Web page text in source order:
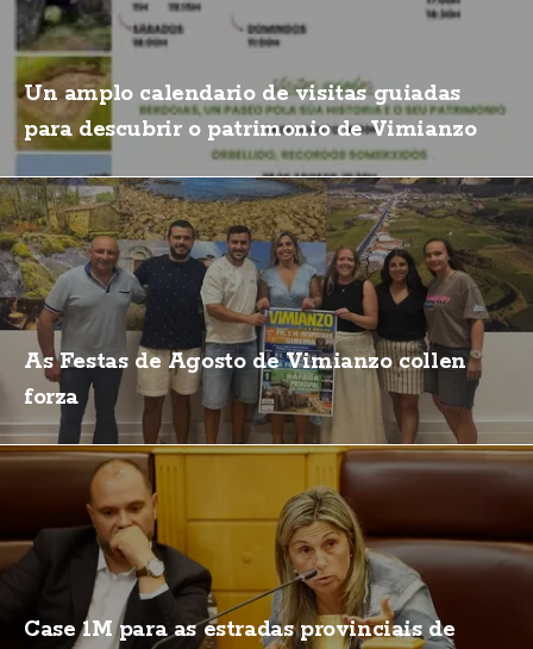
Un amplo calendario de visitas guiadas
para descubrir o patrimonio de Vimianzo
As Festas de Agosto de Vimianzo collen
forza
Case 1M para as estradas provinciais de